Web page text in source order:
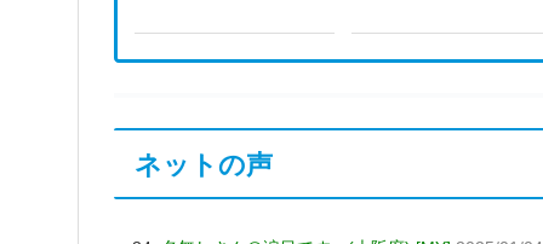
ネットの声